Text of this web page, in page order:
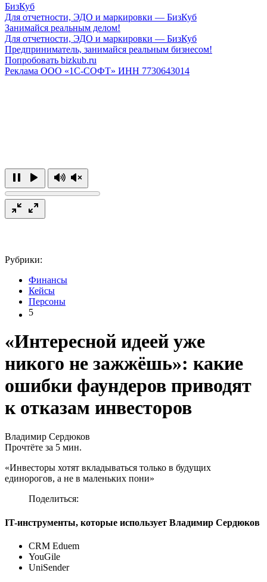
БизКуб
Для отчетности, ЭДО и маркировки — БизКуб
Занимайся реальным делом!
Для отчетности, ЭДО и маркировки — БизКуб
Предприниматель, занимайся реальным бизнесом!
Попробовать bizkub.ru
Реклама ООО «1С-СОФТ» ИНН 7730643014
Рубрики:
Финансы
Кейсы
Персоны
5
«Интересной идеей уже
никого не зажжёшь»: какие
ошибки фаундеров приводят
к отказам инвесторов
Владимир Сердюков
Прочтёте за 5 мин.
«Инвесторы хотят вкладываться только в будущих
единорогов, а не в маленьких пони»
Поделиться:
IT-инструменты, которые использует Владимир Сердюков
CRM Eduem
YouGile
UniSender